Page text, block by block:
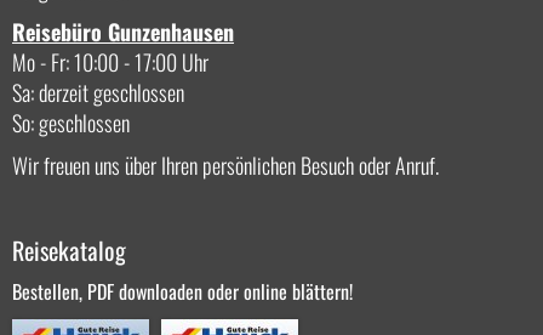
Reisebüro Gunzenhausen
Mo - Fr: 10:00 - 17:00 Uhr
Sa: derzeit geschlossen
So: geschlossen
Wir freuen uns über Ihren persönlichen Besuch oder Anruf.
Reisekatalog
Bestellen, PDF downloaden oder online blättern!